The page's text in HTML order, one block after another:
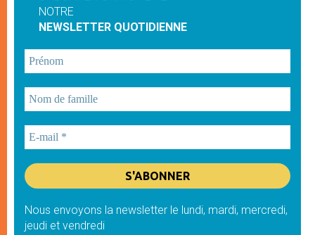
NOTRE
NEWSLETTER QUOTIDIENNE
Nous envoyons la newsletter le lundi, mardi, mercredi,
jeudi et vendredi